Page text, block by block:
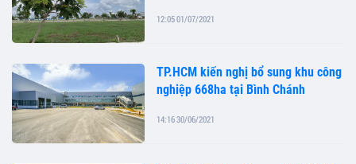
12:05 01/07/2021
TP.HCM kiến nghị bổ sung khu công
nghiệp 668ha tại Bình Chánh
14:16 30/06/2021